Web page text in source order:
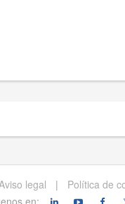
legal | Política de
en: